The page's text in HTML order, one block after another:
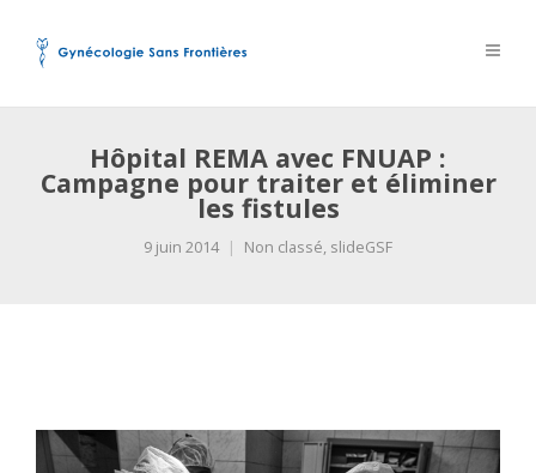
Hôpital REMA avec FNUAP :
Campagne pour traiter et éliminer
les fistules
9 juin 2014 Non classé, slideGSF